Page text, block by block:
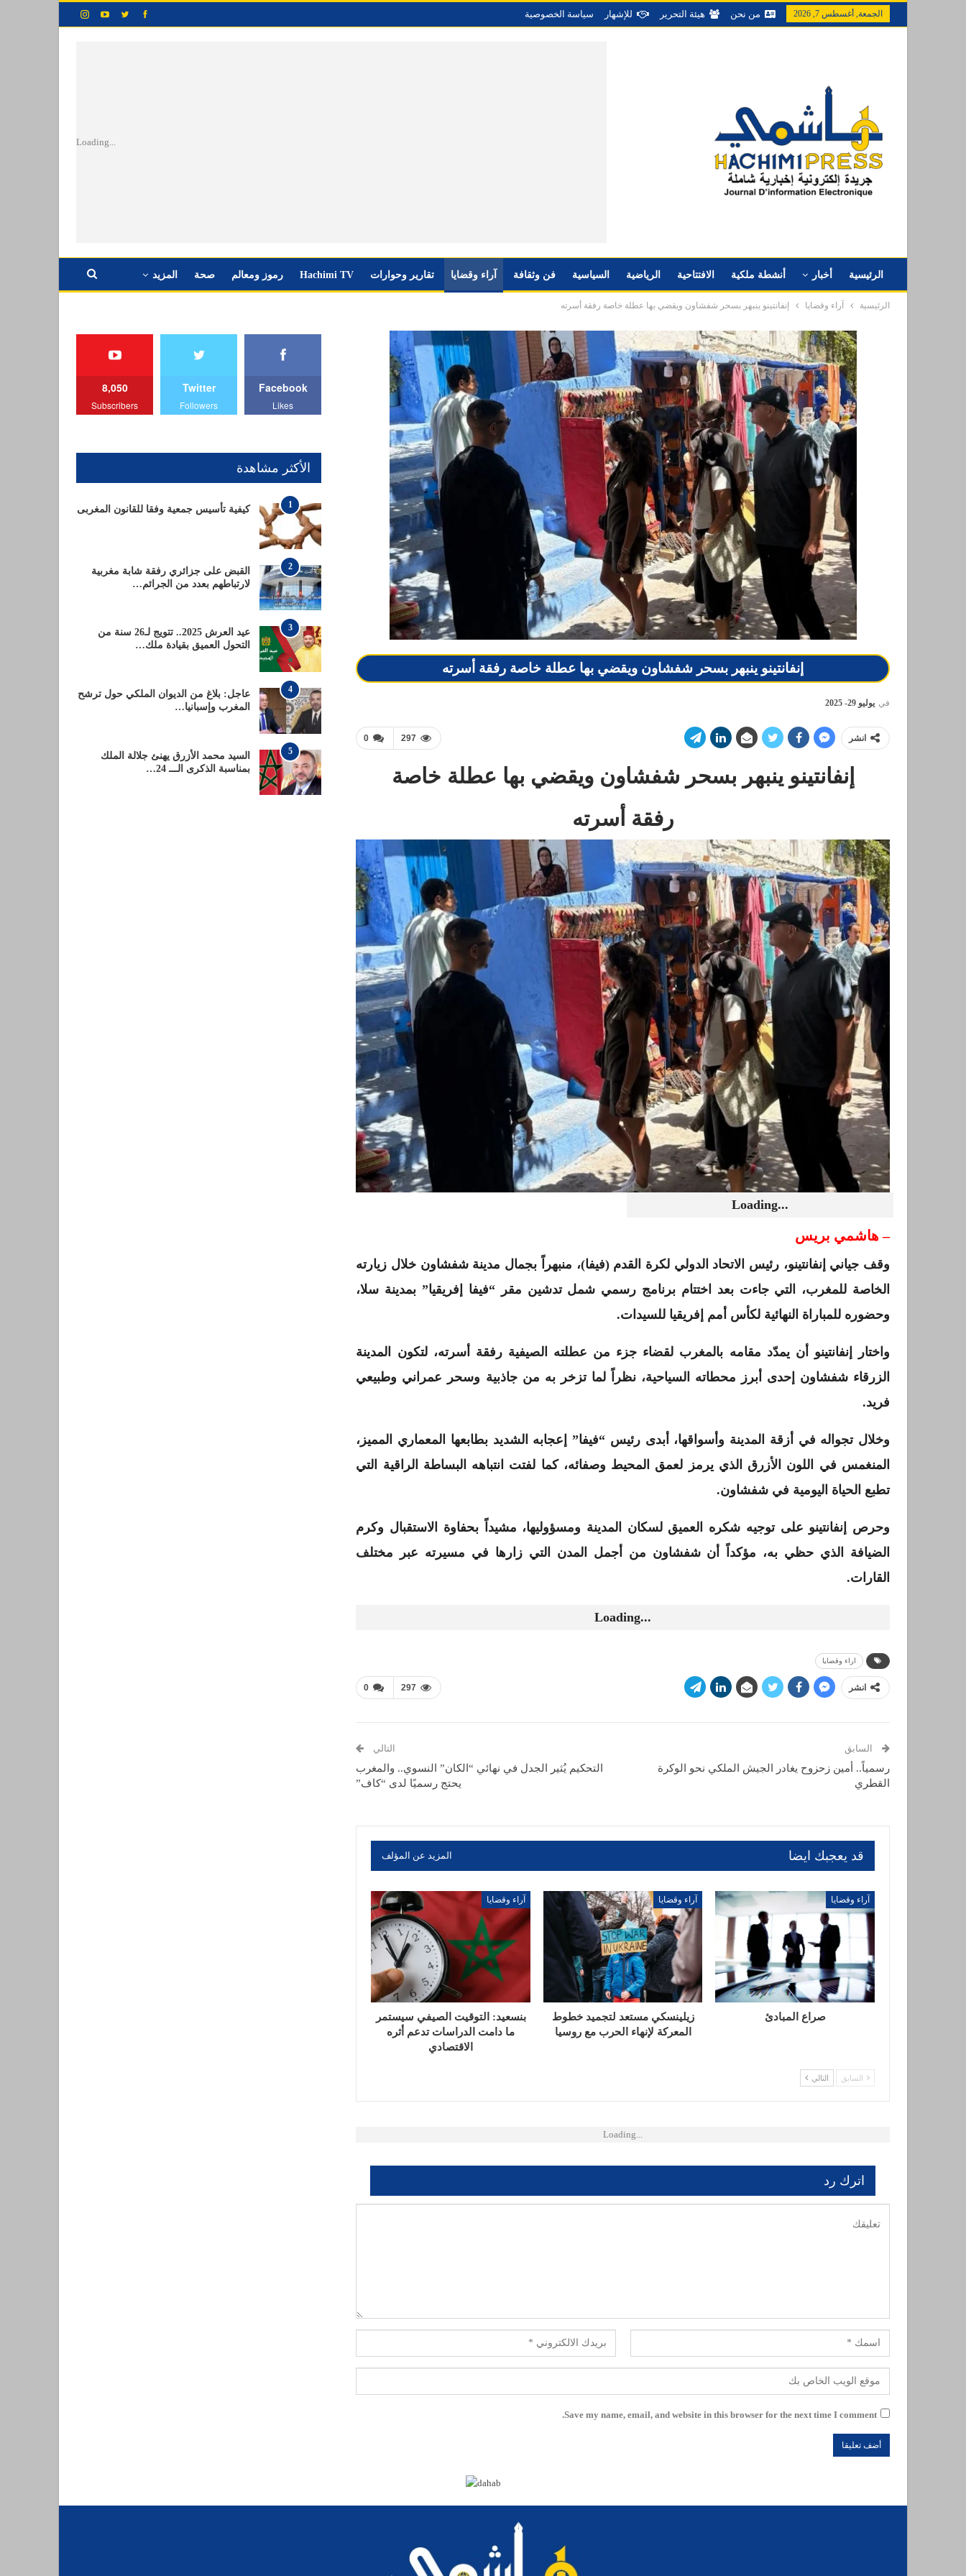
الجمعة, أغسطس 7, 2026 من نحن هيئة التحرير للإشهار سياسة الخصوصية
Loading...
الرئيسية أخبار أنشطة ملكية الافتتاحية الرياضية السياسية فن وثقافة آراء وقضايا تقارير وحوارات Hachimi TV رموز ومعالم صحة المزيد
الرئيسية آراء وقضايا إنفانتينو ينبهر بسحر شفشاون ويقضي بها عطلة خاصة رفقة أسرته
إنفانتينو ينبهر بسحر شفشاون ويقضي بها عطلة خاصة رفقة أسرته
في يوليو 29- 2025
0 297 انشر
إنفانتينو ينبهر بسحر شفشاون ويقضي بها عطلة خاصة
رفقة أسرته
Loading...
– هاشمي بريس
وقف جياني إنفانتينو، رئيس الاتحاد الدولي لكرة القدم (فيفا)، منبهراً بجمال مدينة شفشاون خلال زيارته
الخاصة للمغرب، التي جاءت بعد اختتام برنامج رسمي شمل تدشين مقر “فيفا إفريقيا” بمدينة سلا،
وحضوره للمباراة النهائية لكأس أمم إفريقيا للسيدات.
واختار إنفانتينو أن يمدّد مقامه بالمغرب لقضاء جزء من عطلته الصيفية رفقة أسرته، لتكون المدينة
الزرقاء شفشاون إحدى أبرز محطاته السياحية، نظراً لما تزخر به من جاذبية وسحر عمراني وطبيعي
فريد.
وخلال تجواله في أزقة المدينة وأسواقها، أبدى رئيس “فيفا” إعجابه الشديد بطابعها المعماري المميز،
المنغمس في اللون الأزرق الذي يرمز لعمق المحيط وصفائه، كما لفتت انتباهه البساطة الراقية التي
تطبع الحياة اليومية في شفشاون.
وحرص إنفانتينو على توجيه شكره العميق لسكان المدينة ومسؤوليها، مشيداً بحفاوة الاستقبال وكرم
الضيافة الذي حظي به، مؤكداً أن شفشاون من أجمل المدن التي زارها في مسيرته عبر مختلف
القارات.
Loading...
اراء وقضايا
0 297 انشر
السابق
رسمياً.. أمين زحزوح يغادر الجيش الملكي نحو الوكرة
القطري
التالي
التحكيم يُثير الجدل في نهائي “الكان” النسوي.. والمغرب
يحتج رسميًا لدى “كاف”
قد يعجبك ايضا المزيد عن المؤلف
آراء وقضايا
صراع المبادئ
آراء وقضايا
زيلينسكي مستعد لتجميد خطوط
المعركة لإنهاء الحرب مع روسيا
آراء وقضايا
بنسعيد: التوقيت الصيفي سيستمر
ما دامت الدراسات تدعم أثره
الاقتصادي
السابق التالي
Loading...
اترك رد
Save my name, email, and website in this browser for the next time I comment.
Facebook
Likes
Twitter
Followers
8,050
Subscribers
الأكثر مشاهدة
1 كيفية تأسيس جمعية وفقا للقانون المغربى
2
القبض على جزائري رفقة شابة مغربية
لارتباطهم بعدد من الجرائم…
3
عيد العرش 2025.. تتويج لـ26 سنة من
التحول العميق بقيادة ملك…
4
عاجل: بلاغ من الديوان الملكي حول ترشح
المغرب وإسبانيا…
5
السيد محمد الأزرق يهنئ جلالة الملك
بمناسبة الذكرى الـــ 24…